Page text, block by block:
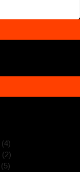
(4)
(2)
(5)